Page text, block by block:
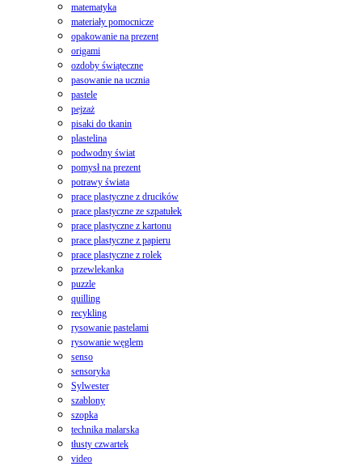
matematyka
materiały pomocnicze
opakowanie na prezent
origami
ozdoby świąteczne
pasowanie na ucznia
pastele
pejzaż
pisaki do tkanin
plastelina
podwodny świat
pomysł na prezent
potrawy świata
prace plastyczne z drucików
prace plastyczne ze szpatułek
prace plastyczne z kartonu
prace plastyczne z papieru
prace plastyczne z rolek
przewlekanka
puzzle
quilling
recykling
rysowanie pastelami
rysowanie węglem
senso
sensoryka
Sylwester
szablony
szopka
technika malarska
tłusty czwartek
video